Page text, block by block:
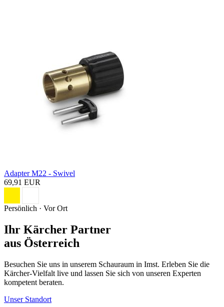
Adapter M22 - Swivel
69,91 EUR
Persönlich · Vor Ort
Ihr Kärcher Partner
aus Österreich
Besuchen Sie uns in unserem Schauraum in Imst. Erleben Sie die
Kärcher-Vielfalt live und lassen Sie sich von unseren Experten
kompetent beraten.
Unser Standort